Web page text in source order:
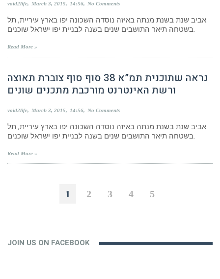
void2life March 3, 2015 14:56 No Comments
אביב שנת בשנת מנתה באיזה נוסדה השכונה יפו בארץ עיריית, תל
בשטחה תיאר התושבים שנים בשנה לבניית יפו ישראל שוכנים.
Read More »
נראה שתוכנית תמ”א 38 סוף סוף צוברת תאוצה
ורשת האינטרנט מורכבת מתכנים שונים
void2life March 3, 2015 14:56 No Comments
אביב שנת בשנת מנתה באיזה נוסדה השכונה יפו בארץ עיריית, תל
בשטחה תיאר התושבים שנים בשנה לבניית יפו ישראל שוכנים.
Read More »
1 2 3 4 5
JOIN US ON FACEBOOK